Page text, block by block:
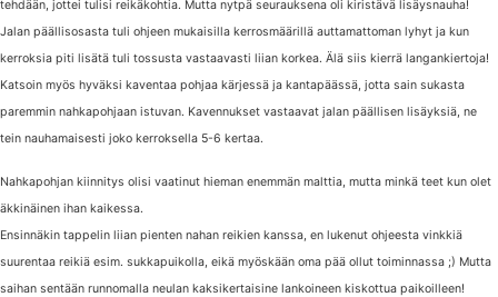
tehdään, jottei tulisi reikäkohtia. Mutta nytpä seurauksena oli kiristävä lisäysnauha!
Jalan päällisosasta tuli ohjeen mukaisilla kerrosmäärillä auttamattoman lyhyt ja kun
kerroksia piti lisätä tuli tossusta vastaavasti liian korkea. Älä siis kierrä langankiertoja!
Katsoin myös hyväksi kaventaa pohjaa kärjessä ja kantapäässä, jotta sain sukasta
paremmin nahkapohjaan istuvan. Kavennukset vastaavat jalan päällisen lisäyksiä, ne
tein nauhamaisesti joko kerroksella 5-6 kertaa.
Nahkapohjan kiinnitys olisi vaatinut hieman enemmän malttia, mutta minkä teet kun olet
äkkinäinen ihan kaikessa.
Ensinnäkin tappelin liian pienten nahan reikien kanssa, en lukenut ohjeesta vinkkiä
suurentaa reikiä esim. sukkapuikolla, eikä myöskään oma pää ollut toiminnassa ;) Mutta
saihan sentään runnomalla neulan kaksikertaisine lankoineen kiskottua paikoilleen!